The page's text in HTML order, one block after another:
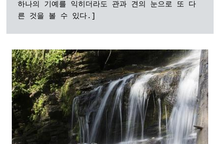
하나의 기예를 익히더라도 관과 견의 눈으로 또 다
른 것을 볼 수 있다.]